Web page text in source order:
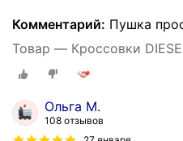
Комментарий: Пушка
Товар — Кроссовки
Ольга М.
108 отзывов